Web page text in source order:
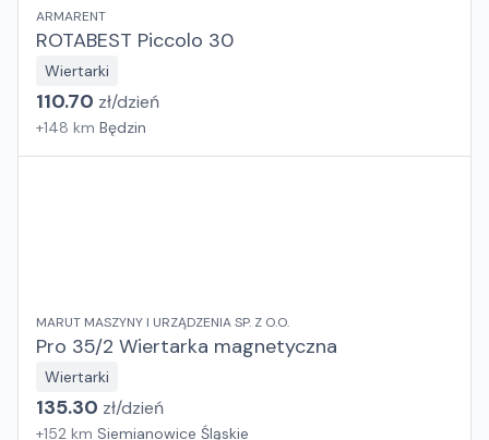
ARMARENT
ROTABEST Piccolo 30
Wiertarki
110.70 zł/dzień
+148 km Będzin
MARUT MASZYNY I URZĄDZENIA SP. Z O.O.
Pro 35/2 Wiertarka magnetyczna
Wiertarki
135.30 zł/dzień
+152 km Siemianowice Śląskie